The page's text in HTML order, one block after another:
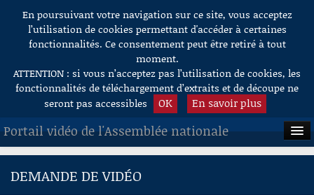
Aller au contenu
En poursuivant votre navigation sur ce site, vous acceptez
l’utilisation de cookies permettant d'accéder à certaines
fonctionnalités. Ce consentement peut être retiré à tout
moment.
ATTENTION : si vous n’acceptez pas l’utilisation de cookies, les
fonctionnalités de téléchargement d’extraits et de découpe ne
seront pas accessibles
OK En savoir plus
Portail vidéo de l'Assemblée nationale
ACCUEIL
DEMANDE DE VIDÉO